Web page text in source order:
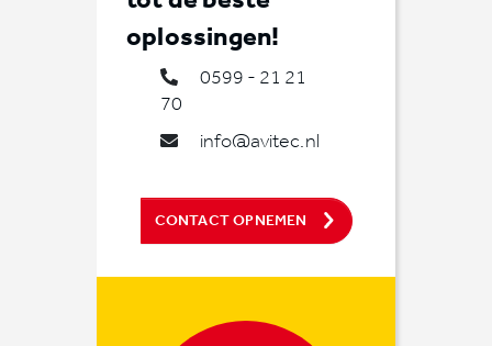
oplossingen!
0599 - 21 21
70
info@avitec.nl
CONTACT OPNEMEN